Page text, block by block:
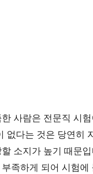
사람은 전문직 시
없다는 것은 당연히
소지가 높기 때문
족하게 되어 시험